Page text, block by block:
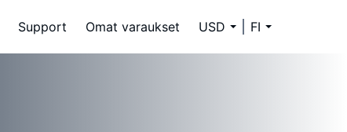
Support Omat varaukset USD FI